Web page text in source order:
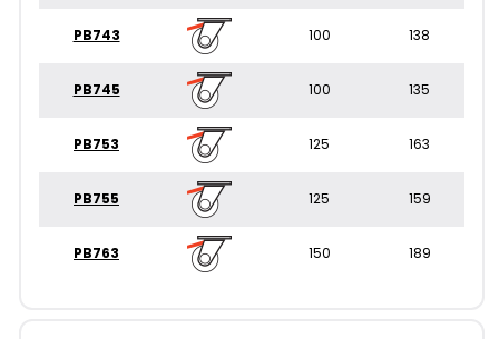
PB743 100 138
PB745 100 135
PB753 125 163
PB755 125 159
PB763 150 189